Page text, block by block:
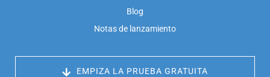
Blog
Notas de lanzamiento
EMPIZA LA PRUEBA GRATUITA